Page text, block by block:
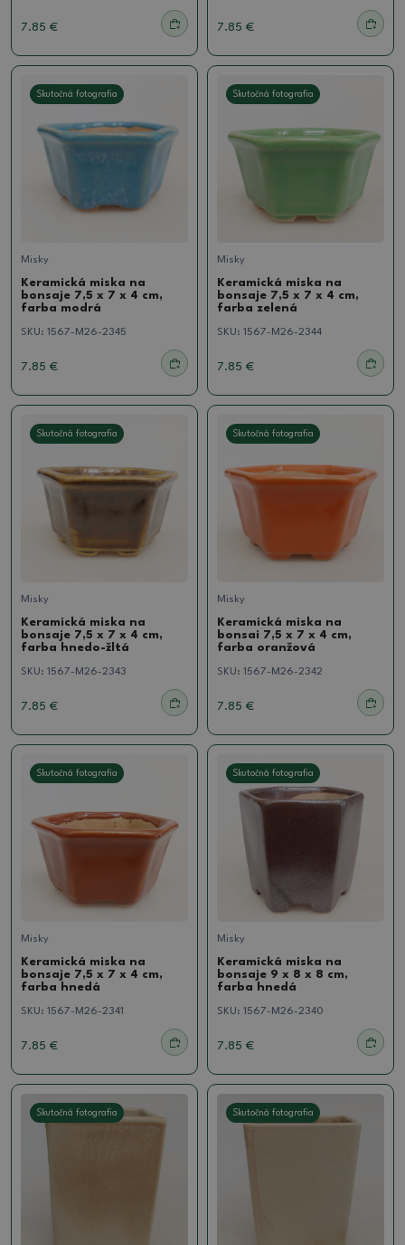
7.85 € 7.85 €
Skutočná fotografia
Misky
Keramická miska na
bonsaje 7,5 x 7 x 4 cm,
farba modrá
SKU: 1567-M26-2345
7.85 €
Skutočná fotografia
Misky
Keramická miska na
bonsaje 7,5 x 7 x 4 cm,
farba zelená
SKU: 1567-M26-2344
7.85 €
Skutočná fotografia
Misky
Keramická miska na
bonsaje 7,5 x 7 x 4 cm,
farba hnedo-žltá
SKU: 1567-M26-2343
7.85 €
Skutočná fotografia
Misky
Keramická miska na
bonsai 7,5 x 7 x 4 cm,
farba oranžová
SKU: 1567-M26-2342
7.85 €
Skutočná fotografia
Misky
Keramická miska na
bonsaje 7,5 x 7 x 4 cm,
farba hnedá
SKU: 1567-M26-2341
7.85 €
Skutočná fotografia
Misky
Keramická miska na
bonsaje 9 x 8 x 8 cm,
farba hnedá
SKU: 1567-M26-2340
7.85 €
Skutočná fotografia Skutočná fotografia